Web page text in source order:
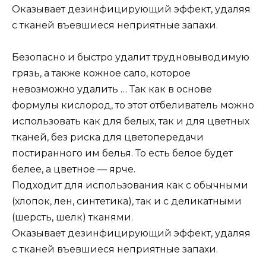
Оказывает дезинфицирующий эффект, удаляя
с тканей въевшиеся неприятные запахи.
Безопасно и быстро удалит трудновыводимую
грязь, а также кожное сало, которое
невозможно удалить … Так как в основе
формулы кислород, то этот отбеливатель можно
использовать как для белых, так и для цветных
тканей, без риска для цветопередачи
постиранного им белья. То есть белое будет
белее, а цветное — ярче.
Подходит для использования как с обычными
(хлопок, лен, синтетика), так и с деликатными
(шерсть, шелк) тканями.
Оказывает дезинфицирующий эффект, удаляя
с тканей въевшиеся неприятные запахи.